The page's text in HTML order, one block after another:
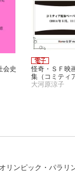
会史
怪奇・ＳＦ映
集（コミティ
ペーパー）
大河原涼子
リンピック・パラ